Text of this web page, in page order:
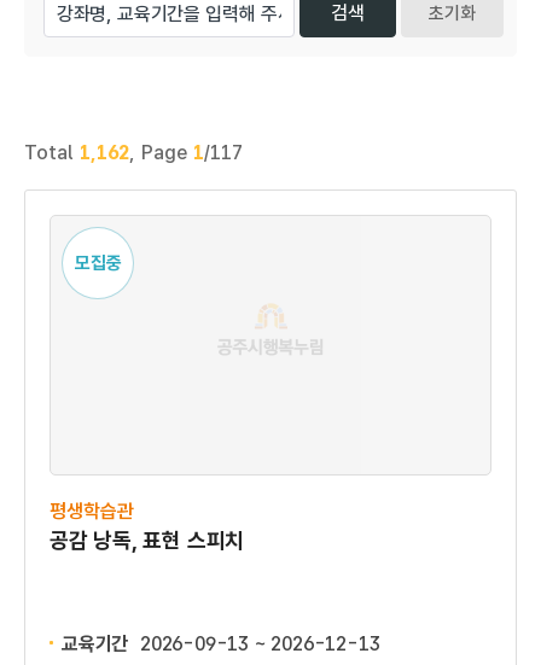
초기화
Total 1,162, Page 1/117
모집중
평생학습관
공감 낭독, 표현 스피치
교육기간 2026-09-13 ~ 2026-12-13